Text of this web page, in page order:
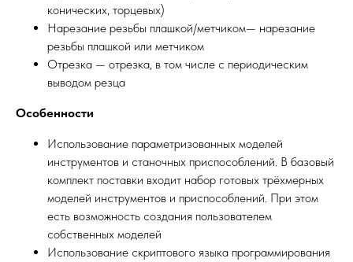
конических, торцевых)
Нарезание резьбы плашкой/метчиком— нарезание
резьбы плашкой или метчиком
Отрезка — отрезка, в том числе с периодическим
выводом резца
Особенности
Использование параметризованных моделей
инструментов и станочных приспособлений. В базовый
комплект поставки входит набор готовых трёхмерных
моделей инструментов и приспособлений. При этом
есть возможность создания пользователем
собственных моделей
Использование скриптового языка программирования